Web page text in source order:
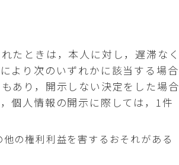
たときは，本人に対し，遅滞なく
より次のいずれかに該当する場合
あり，開示しない決定をした場合
個人情報の開示に際しては，1件
の権利利益を害するおそれがある